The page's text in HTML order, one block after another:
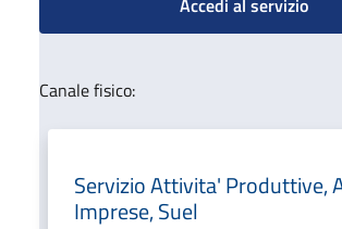
Accedi al servizio
Canale fisico:
Servizio Attivita' Produttive,
Imprese, Suel